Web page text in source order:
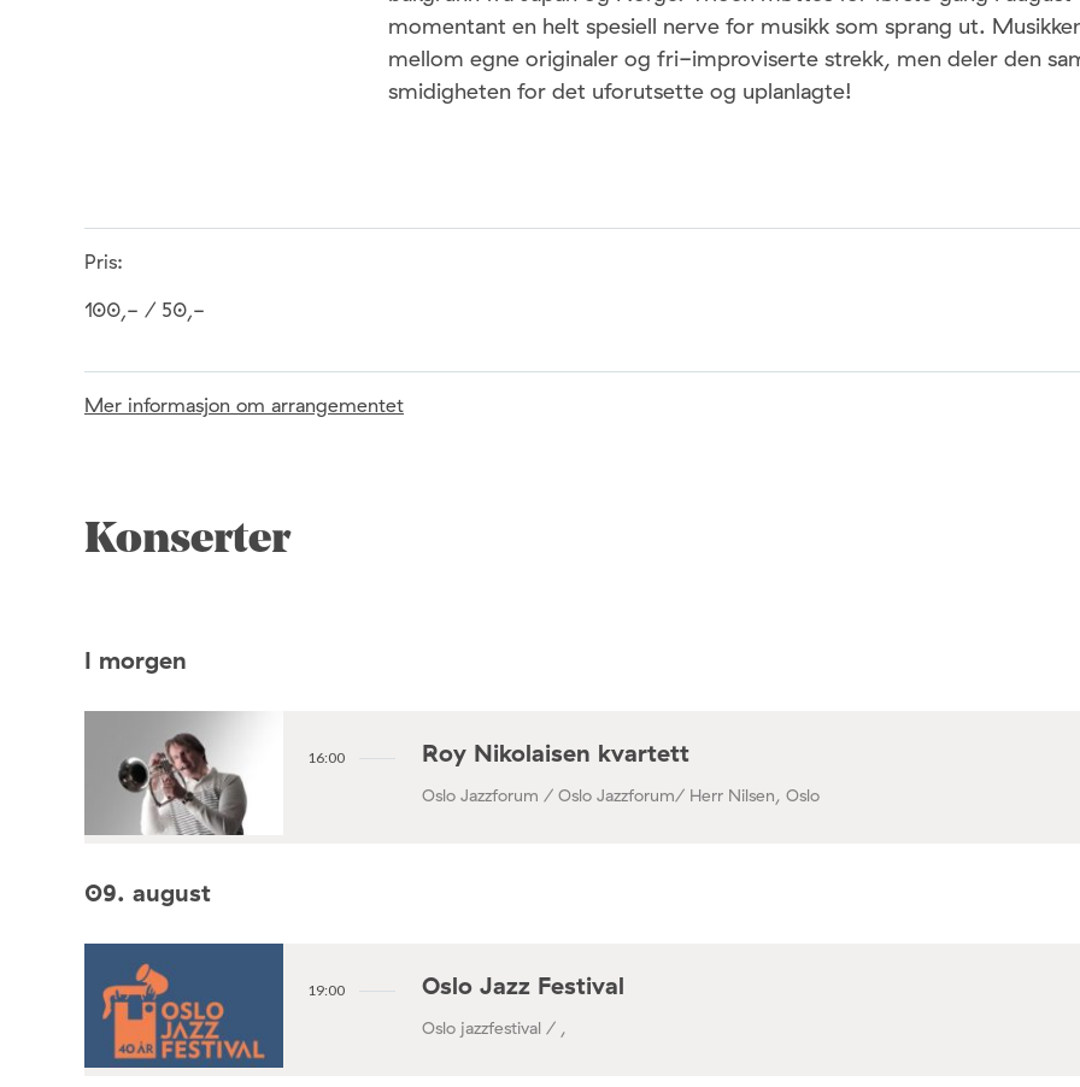
momentant en helt spesiell nerve for musikk som sprang ut.
mellom egne originaler og fri-improviserte strekk, men deler den
smidigheten for det uforutsette og uplanlagte!
Pris:
100,- / 50,-
Mer informasjon om arrangementet
Konserter
I morgen
16:00 Roy Nikolaisen kvartett
Oslo Jazzforum / Oslo Jazzforum/ Herr Nilsen, Oslo
09. august
19:00 Oslo Jazz Festival
Oslo jazzfestival / ,